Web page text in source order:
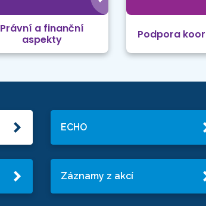
Právní a finanční
aspekty
Podpora
ECHO
Záznamy z akcí